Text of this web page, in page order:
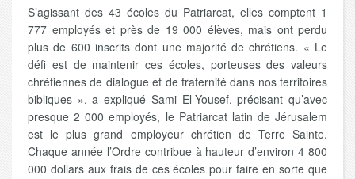
S’agissant des 43 écoles du Patriarcat, elles comptent 1
777 employés et près de 19 000 élèves, mais ont perdu
plus de 600 inscrits dont une majorité de chrétiens. « Le
défi est de maintenir ces écoles, porteuses des valeurs
chrétiennes de dialogue et de fraternité dans nos territoires
bibliques », a expliqué Sami El-Yousef, précisant qu’avec
presque 2 000 employés, le Patriarcat latin de Jérusalem
est le plus grand employeur chrétien de Terre Sainte.
Chaque année l’Ordre contribue à hauteur d’environ 4 800
000 dollars aux frais de ces écoles pour faire en sorte que